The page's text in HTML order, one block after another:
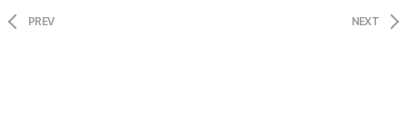
PREV NEXT